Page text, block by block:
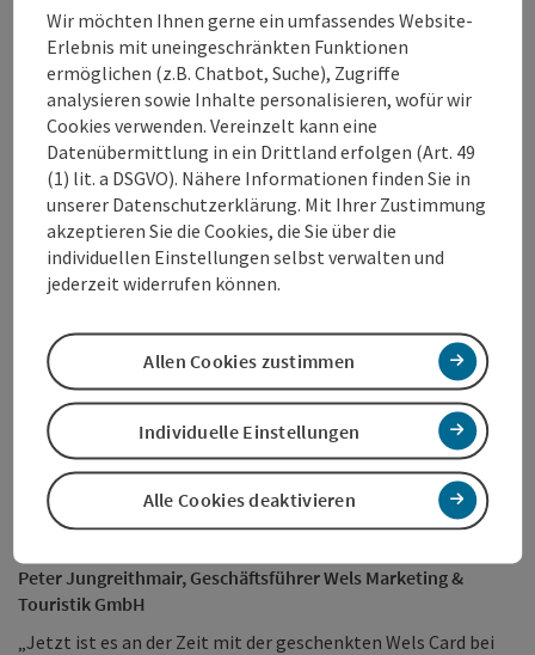
Bgm. Dr. Andreas Rabl:
„Unsere Welser Händler und Gastronomen leiden besonders
unter der Corona-Pandemie. Die Geschäfte bereiten sich auf
Weihnachten vor und in der Gastronomie wird nach wie vor
fleißig gekocht. Helfen wir deshalb zusammen und
unterstützen wir unsere Wirte und Händler. Besonders
einfach geht es mit der Wels-Card. “
„In der Weihnachtszeit wird die Wels Card zur
"Weihnachtswährung". Als Geschenk, aber auch für den
eigenen Einkauf und die Nutzung in der Welser Gastronomie,
ist die Wels Card das optimale Zahlungsmittel 2020. Auch für
die Unternehmen ist die Wels Card als Geschenkkarte für
Mitarbeiter die beste Alternative nachhaltig und regional zu
schenken und die Welser Wirtschaft zu unterstützen.“
Peter Jungreithmair, Geschäftsführer Wels Marketing &
Touristik GmbH
„Jetzt ist es an der Zeit mit der geschenkten Wels Card bei
Wir möchten Ihnen gerne ein umfassendes Website-
Erlebnis mit uneingeschränkten Funktionen
ermöglichen (z.B. Chatbot, Suche), Zugriffe
analysieren sowie Inhalte personalisieren, wofür wir
Cookies verwenden. Vereinzelt kann eine
Datenübermittlung in ein Drittland erfolgen (Art. 49
(1) lit. a DSGVO). Nähere Informationen finden Sie in
unserer Datenschutzerklärung. Mit Ihrer Zustimmung
akzeptieren Sie die Cookies, die Sie über die
individuellen Einstellungen selbst verwalten und
jederzeit widerrufen können.
Alle Cookies deaktivieren
Individuelle Einstellungen
Allen Cookies zustimmen